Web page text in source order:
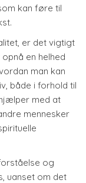
kan føre til
er det vigtigt
en helhed
man kan
både i forhold til
med at
mennesker
og
uanset om det